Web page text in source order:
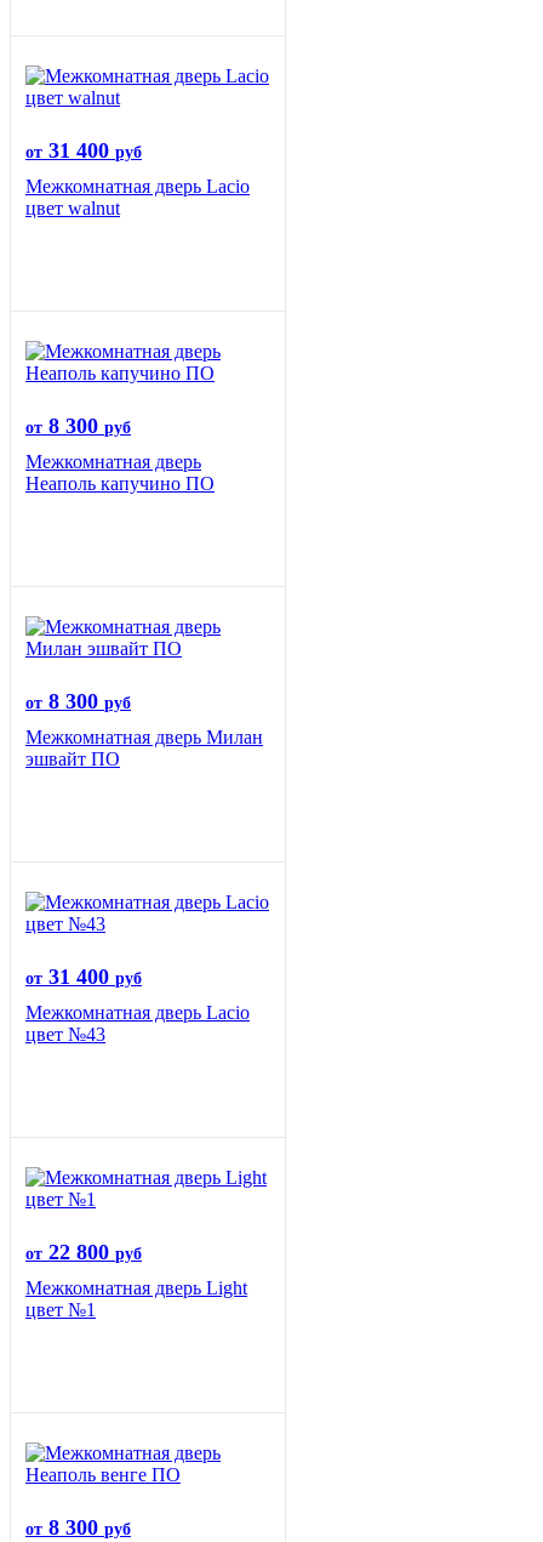
от 31 400 руб
Межкомнатная дверь Lacio
цвет walnut
от 8 300 руб
Межкомнатная дверь
Неаполь капучино ПО
от 8 300 руб
Межкомнатная дверь Милан
эшвайт ПО
от 31 400 руб
Межкомнатная дверь Lacio
цвет №43
от 22 800 руб
Межкомнатная дверь Light
цвет №1
от 8 300 руб